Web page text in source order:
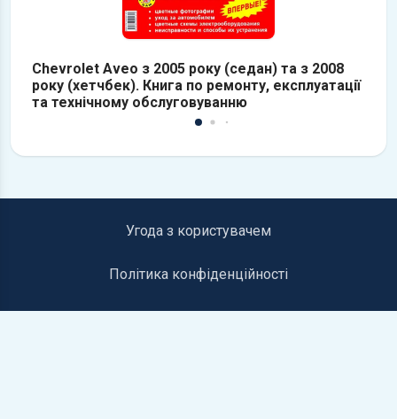
Chevrolet Aveo з 2005 року (седан) та з 2008
року (хетчбек). Книга по ремонту, експлуатації
та технічному обслуговуванню
Угода з користувачем
Політика конфіденційності